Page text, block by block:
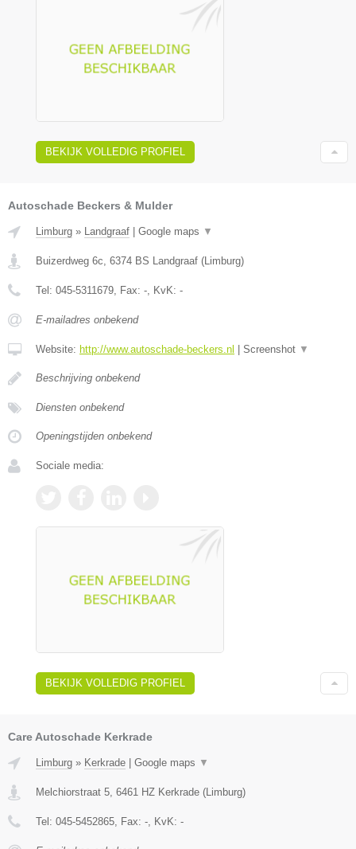
BEKIJK VOLLEDIG PROFIEL
Autoschade Beckers & Mulder
Limburg » Landgraaf Google maps ▼
Buizerdweg 6c 6374 BS Landgraaf ( Limburg)
Tel: 045-5311679 , Fax: - , KvK: -
E-mailadres onbekend
Website: http://www.autoschade-beckers.nl Screenshot ▼
Beschrijving onbekend
Diensten onbekend
Openingstijden onbekend
Sociale media:
BEKIJK VOLLEDIG PROFIEL
Care Autoschade Kerkrade
Limburg » Kerkrade | Google maps ▼
Melchiorstraat 5 6461 HZ Kerkrade (Limburg)
Tel: 045-5452865 , Fax: - , KvK: -